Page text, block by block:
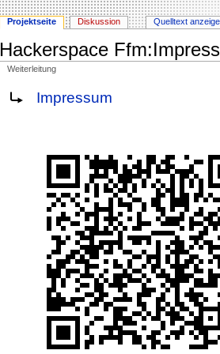
Hackerspace
Weiterleitung
Weiterleitung nach:
Impressum
Projektseite Diskussion Quelltext